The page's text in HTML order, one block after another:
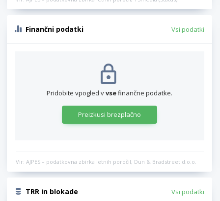
Finančni podatki Vsi podatki
Pridobite vpogled vvsefinančne podatke.
Preizkusi brezplačno
Vir: AJPES – podatkovna zbirka letnih poročil, Dun & Bradstreet d.o.o.
TRR in blokade Vsi podatki